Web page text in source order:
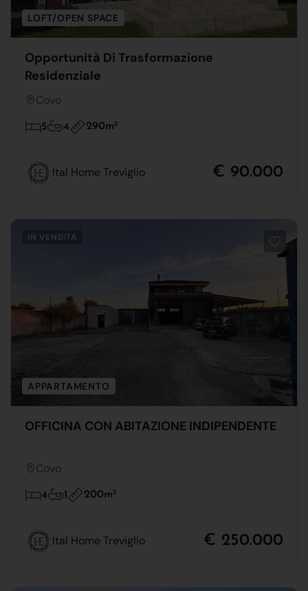
LOFT/OPEN SPACE
Opportunità Di Trasformazione
Residenziale
Covo
5 4 290m2
Ital Home Treviglio € 90.000
IN VENDITA
APPARTAMENTO
OFFICINA CON ABITAZIONE INDIPENDENTE
Covo
4 1 200m2
Ital Home Treviglio € 250.000